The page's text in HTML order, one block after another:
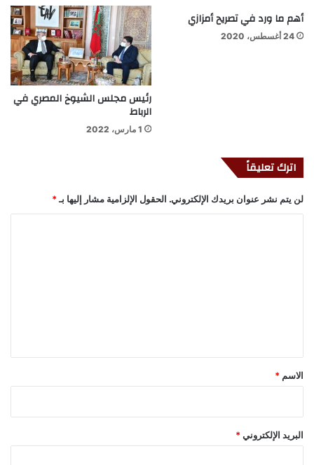
أهم ما ورد في تصريح أمزازي
24 أغسطس، 2020
رئيس مجلس الشيوخ المصري في
الرباط
1 مارس، 2022
اترك تعليقاً
لن يتم نشر عنوان بريدك الإلكتروني. الحقول الإلزامية مشار إليها بـ *
*
الاسم *
البريد الإلكتروني *